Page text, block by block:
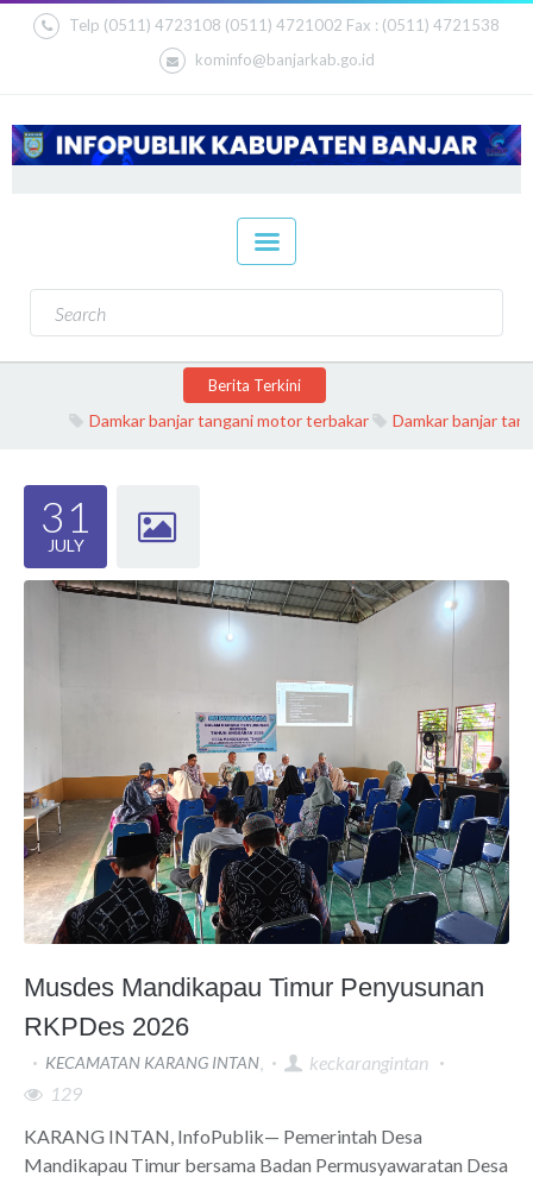
Telp (0511) 4723108 (0511) 4721002 Fax : (0511) 4721538
kominfo@banjarkab.go.id
Berita Terkini
Damkar banjar tangani motor terbakar Damkar banjar
31
JULY
Musdes Mandikapau Timur Penyusunan
RKPDes 2026
KECAMATAN KARANG INTAN,
keckarangintan
129
KARANG INTAN, InfoPublik— Pemerintah Desa
Mandikapau Timur bersama Badan Permusyawaratan Desa